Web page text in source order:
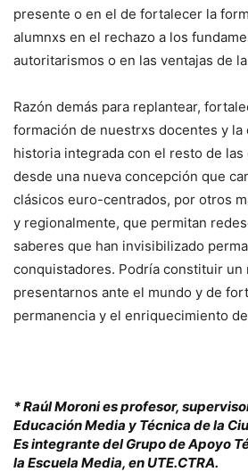
presente o en el de fortalecer la
alumnxs en el rechazo a los
autoritarismos o en las ventajas de
Razón demás para replantear,
formación de nuestrxs docentes y la
historia integrada con el resto de las
desde una nueva concepción que
clásicos euro-centrados, por otros
y regionalmente, que permitan
saberes que han invisibilizado
conquistadores. Podría constituir un
presentarnos ante el mundo y de
permanencia y el enriquecimiento
* Raúl Moroni es profesor,
Educación Media y Técnica de la
Es integrante del Grupo de Apoyo
la Escuela Media, en UTE.CTRA.